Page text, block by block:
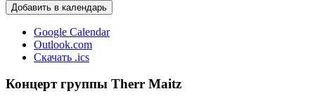
Добавить в календарь
Google Calendar
Outlook.com
Скачать .ics
Концерт группы Therr Maitz